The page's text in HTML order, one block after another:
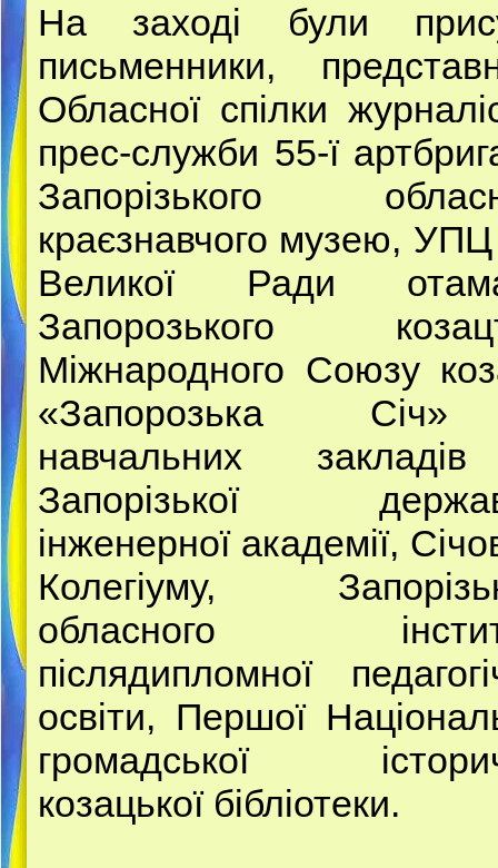
На заході були
письменники,
Обласної спілки
прес-служби 55-ї
Запорізького
краєзнавчого музею,
Великої Ради
Запорозького
Міжнародного Союзу
«Запорозька
навчальних
Запорізької
інженерної академії,
Колегіуму,
обласного
післядипломної
освіти, Першої
громадської
козацької бібліотеки.